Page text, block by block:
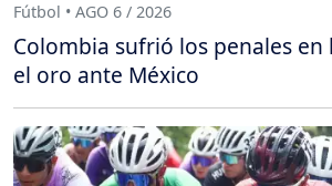
Fútbol • AGO 6 / 2026
Colombia sufrió los penales
el oro ante México